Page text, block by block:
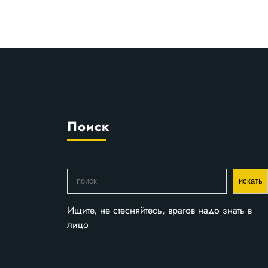
Поиск
и
с
к
искать
Ищите, не стесняйтесь, врагов надо знать в
лицо